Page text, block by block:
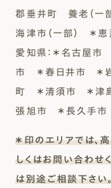
郡垂井町 養老（
海津市（一部） ＊
愛知県：＊名古屋
市 ＊春日井市
町 ＊清須市 ＊津
張旭市 ＊長久手市
＊印のエリアでは、
しくはお問い合わせ
は別途ご相談下さい